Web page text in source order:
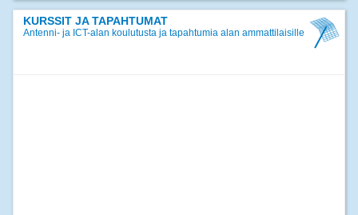
17.12.2024
Jäsentiedote joulukuu 2024
KURSSIT JA TAPAHTUMAT
Antenni- ja ICT-alan koulutusta ja tapahtumia alan ammattilaisille